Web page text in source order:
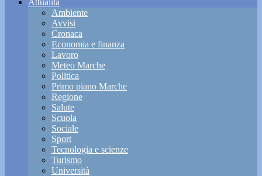
Attualità
Ambiente
Avvisi
Cronaca
Economia e finanza
Lavoro
Meteo Marche
Politica
Primo piano Marche
Regione
Salute
Scuola
Sociale
Sport
Tecnologia e scienze
Turismo
Università